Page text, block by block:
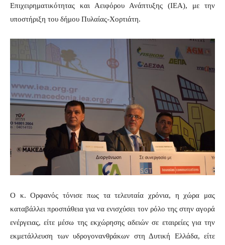
Επιχειρηματικότητας και Αειφόρου Ανάπτυξης (ΙΕΑ), με την
υποστήριξη του δήμου Πυλαίας-Χορτιάτη.
Ο κ. Ορφανός τόνισε πως τα τελευταία χρόνια, η χώρα μας
καταβάλλει προσπάθεια για να ενισχύσει τον ρόλο της στην αγορά
ενέργειας, είτε μέσω της εκχώρησης αδειών σε εταιρείες για την
εκμετάλλευση των υδρογονανθράκων στη Δυτική Ελλάδα, είτε